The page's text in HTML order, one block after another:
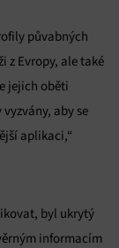
půvabných
z Evropy, ale také
jejich oběti
aby se
aplikaci,“
byl ukrytý
informacím